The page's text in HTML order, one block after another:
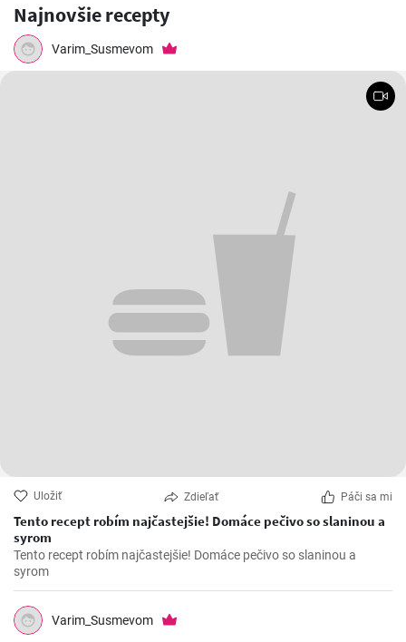
Najnovšie recepty
Varim_Susmevom
Uložiť Zdieľať Páči sa mi
Tento recept robím najčastejšie! Domáce pečivo so slaninou a
syrom
Tento recept robím najčastejšie! Domáce pečivo so slaninou a
syrom
Varim_Susmevom